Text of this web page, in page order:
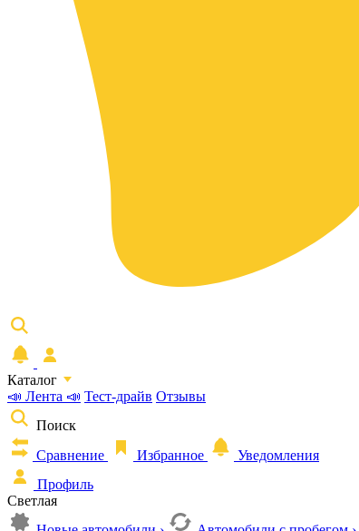
Каталог
📣 Лента 📣 Тест-драйв Отзывы
Поиск
Сравнение
Избранное
Уведомления
Профиль
Светлая